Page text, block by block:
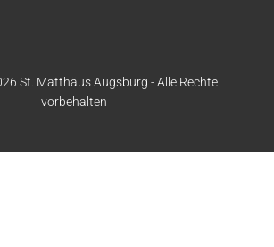
St. Matthäus Augsburg - Alle Rechte
vorbehalten